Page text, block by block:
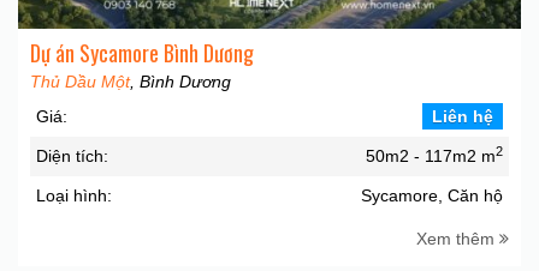
Dự án Sycamore Bình Dương
Thủ Dầu Một, Bình Dương
Giá:
Liên hệ
Diện tích: 50m2 - 117m2 m2
Loại hình: Sycamore, Căn hộ
Xem thêm